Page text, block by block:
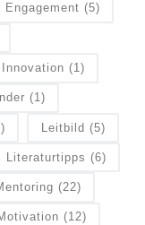
Engagement (5)
Innovation (1)
(1)
Leitbild (5)
Literaturtipps (6)
(22)
(12)